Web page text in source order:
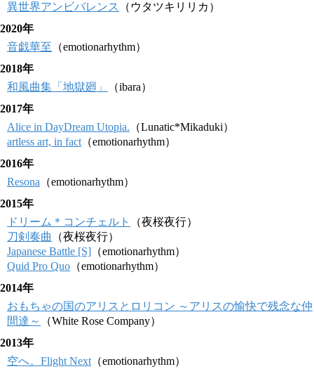
異世界アンビバレンス
（ウタツキリリカ）
2020年
音戯華至 （emotionarhythm）
2018年
和風曲集「地獄廻」
（ibara）
2017年
Alice in DayDream Utopia. （Lunatic*Mikaduki）
artless art, in fact （emotionarhythm）
2016年
Resona （emotionarhythm）
2015年
ドリーム＊コンチェルト
（夜桜夜行）
刀剣奏曲
（夜桜夜行）
Japanese Battle [S] （emotionarhythm）
Quid Pro Quo （emotionarhythm）
2014年
おもちゃの国のアリスとロリコン ～アリスの愉快で残念な仲
間達～
（White Rose Company）
2013年
空へ。Flight Next （emotionarhythm）